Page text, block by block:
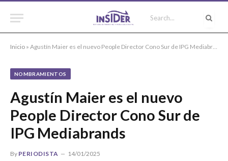
Inicio » Agustín Maier es el nuevo People Director Cono Sur de IPG Mediabrands
NOMBRAMIENTOS
Agustín Maier es el nuevo
People Director Cono Sur de
IPG Mediabrands
By PERIODISTA 14/01/2025